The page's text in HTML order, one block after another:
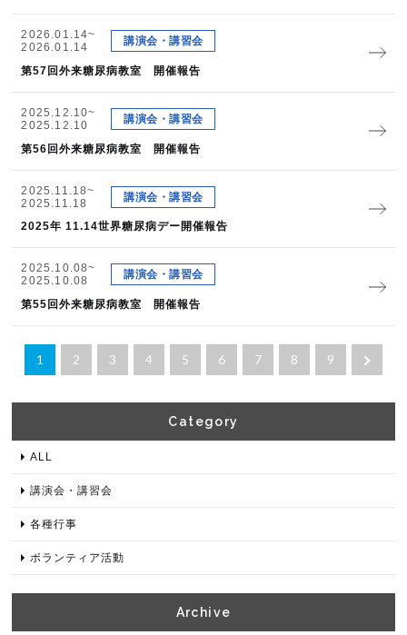
2026.01.14~
2026.01.14
講演会・講習会
第57回外来糖尿病教室 開催報告
2025.12.10~
2025.12.10
講演会・講習会
第56回外来糖尿病教室 開催報告
2025.11.18~
2025.11.18
講演会・講習会
2025年 11.14世界糖尿病デー開催報告
2025.10.08~
2025.10.08
講演会・講習会
第55回外来糖尿病教室 開催報告
1 2 3 4 5 6 7 8 9
Category​
ALL
講演会・講習会
各種⾏事
ボランティア活動
Archive​